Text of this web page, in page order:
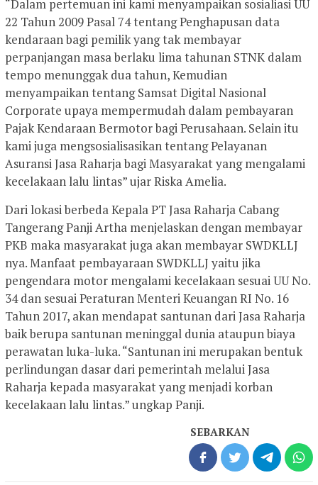
“Dalam pertemuan ini kami menyampaikan sosialiasi UU
22 Tahun 2009 Pasal 74 tentang Penghapusan data
kendaraan bagi pemilik yang tak membayar
perpanjangan masa berlaku lima tahunan STNK dalam
tempo menunggak dua tahun, Kemudian
menyampaikan tentang Samsat Digital Nasional
Corporate upaya mempermudah dalam pembayaran
Pajak Kendaraan Bermotor bagi Perusahaan. Selain itu
kami juga mengsosialisasikan tentang Pelayanan
Asuransi Jasa Raharja bagi Masyarakat yang mengalami
kecelakaan lalu lintas” ujar Riska Amelia.
Dari lokasi berbeda Kepala PT Jasa Raharja Cabang
Tangerang Panji Artha menjelaskan dengan membayar
PKB maka masyarakat juga akan membayar SWDKLLJ
nya. Manfaat pembayaraan SWDKLLJ yaitu jika
pengendara motor mengalami kecelakaan sesuai UU No.
34 dan sesuai Peraturan Menteri Keuangan RI No. 16
Tahun 2017, akan mendapat santunan dari Jasa Raharja
baik berupa santunan meninggal dunia ataupun biaya
perawatan luka-luka. “Santunan ini merupakan bentuk
perlindungan dasar dari pemerintah melalui Jasa
Raharja kepada masyarakat yang menjadi korban
kecelakaan lalu lintas.” ungkap Panji.
SEBARKAN